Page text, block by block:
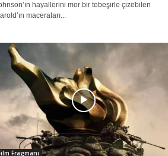
hayallerini mor bir tebeşirle çizebilen
maceraları...
Fragmanı